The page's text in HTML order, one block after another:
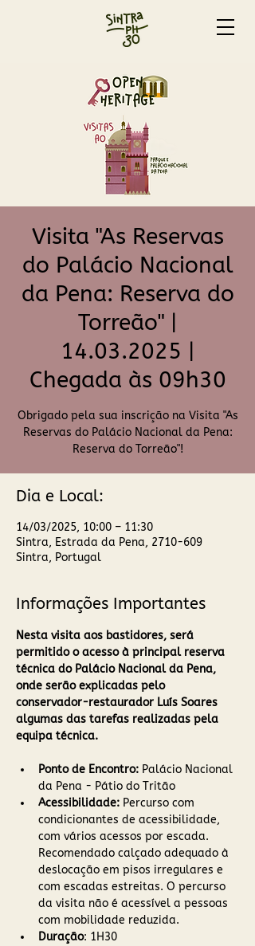
Visita "As Reservas
do Palácio Nacional
da Pena: Reserva do
Torreão" |
14.03.2025 |
Chegada às 09h30
Obrigado pela sua inscrição na Visita "As
Reservas do Palácio Nacional da Pena:
Reserva do Torreão"!
Dia e Local:
14/03/2025, 10:00 – 11:30
Sintra, Estrada da Pena, 2710-609
Sintra, Portugal
Informações Importantes
Nesta visita aos bastidores, será
permitido o acesso à principal reserva
técnica do Palácio Nacional da Pena,
onde serão explicadas pelo
conservador-restaurador Luís Soares
algumas das tarefas realizadas pela
equipa técnica.
Ponto de Encontro: Palácio Nacional
da Pena - Pátio do Tritão
Acessibilidade: Percurso com
condicionantes de acessibilidade,
com vários acessos por escada.
Recomendado calçado adequado à
deslocação em pisos irregulares e
com escadas estreitas. O percurso
da visita não é acessível a pessoas
com mobilidade reduzida.
Duração: 1H30